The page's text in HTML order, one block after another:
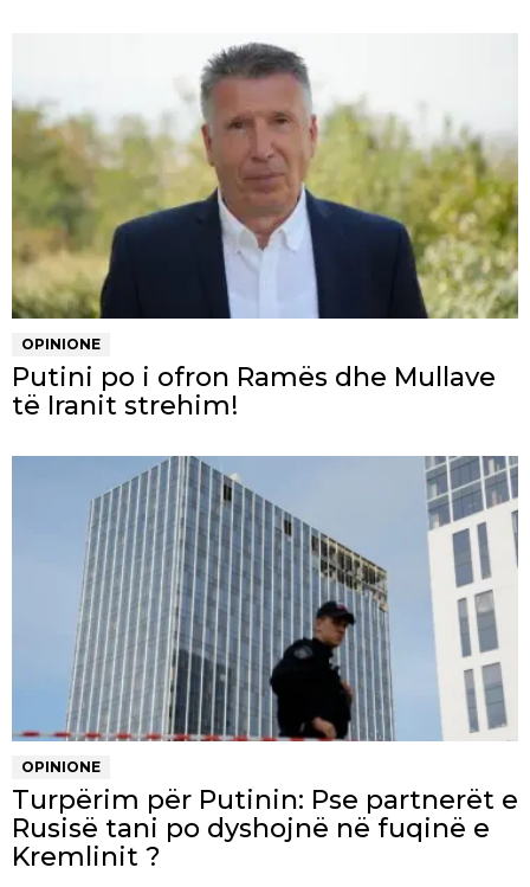
OPINIONE
Putini po i ofron Ramës dhe Mullave
të Iranit strehim!
OPINIONE
Turpërim për Putinin: Pse partnerët e
Rusisë tani po dyshojnë në fuqinë e
Kremlinit ?